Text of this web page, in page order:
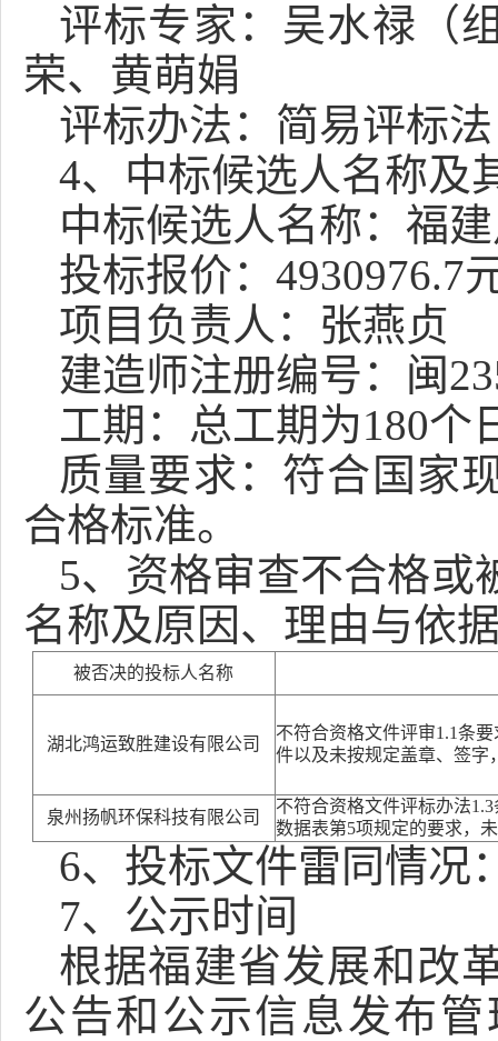
评标专家：吴水禄 （
荣、黄萌娟
评标办法： 简易评标法
4、中标候选人名称及
中标候选人名称：福
投标报价： 4930976.7
项目负责人： 张燕贞
建造师注册编号：闽
工期：总工期为180个
质量要求： 符合国家
合格标准。
5、资格审查不合格或
名称及原因、理由与依
被否决的投标人名称
湖北鸿运致胜建设有限公司
不符合资格文件评审1.1条
件以及未按规定盖章、签字
泉州扬帆环保科技有限公司
不符合资格文件评标办法
数据表第5项规定的要求，
6、投标文件雷同情况
7、 公示时间
根据福建省发展和改
公告和公示信息发布